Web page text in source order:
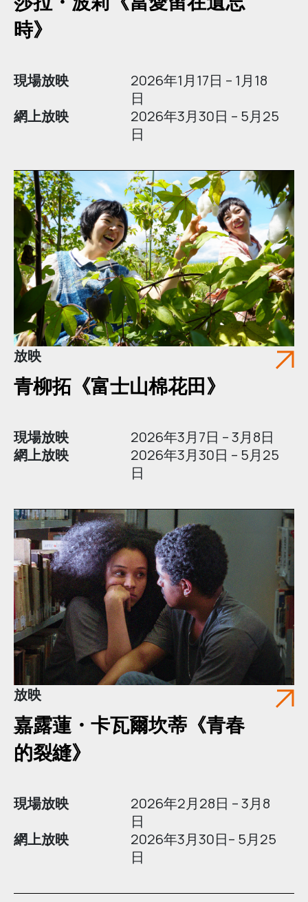
時》
現場放映
2026年1月17日 – 1月18
日
網上放映
2026年3月30日 – 5月25
日
放映
青柳拓《富士山棉花田》
現場放映
2026年3月7日 – 3月8日
網上放映
2026年3月30日 – 5月25
日
放映
嘉露蓮・卡瓦爾坎蒂《青春
的裂縫》
現場放映
2026年2月28日 – 3月8
日
網上放映
2026年3月30日– 5月25
日